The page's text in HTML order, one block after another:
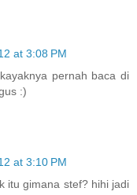
at 3:08 PM
pernah baca di
:)
at 3:10 PM
itu gimana stef? hihi jadi